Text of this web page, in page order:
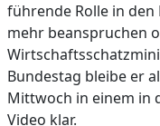
führende Rolle in
mehr beanspruchen
Bundestag bleibe er
Mittwoch in einem in
Video klar.